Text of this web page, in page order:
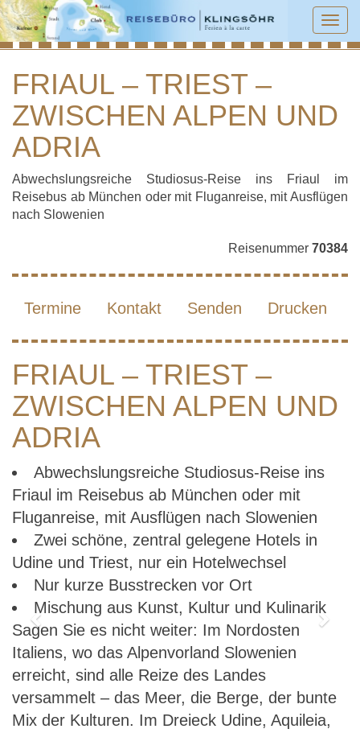
FRIAUL – TRIEST – ZWISCHEN ALPEN
UND ADRIA
FRIAUL – TRIEST –
ZWISCHEN ALPEN UND
ADRIA
Abwechslungsreiche Studiosus-Reise ins Friaul im
Reisebus ab München oder mit Fluganreise, mit Ausflügen
nach Slowenien
Reisenummer 70384
Termine Kontakt Senden Drucken
FRIAUL – TRIEST –
ZWISCHEN ALPEN UND
ADRIA
Abwechslungsreiche Studiosus-Reise ins
Friaul im Reisebus ab München oder mit
Fluganreise, mit Ausflügen nach Slowenien
Zwei schöne, zentral gelegene Hotels in
Udine und Triest, nur ein Hotelwechsel
Nur kurze Busstrecken vor Ort
Mischung aus Kunst, Kultur und Kulinarik
Previous
Next
Sagen Sie es nicht weiter: Im Nordosten
Italiens, wo das Alpenvorland Slowenien
erreicht, sind alle Reize des Landes
versammelt – das Meer, die Berge, der bunte
Mix der Kulturen. Im Dreieck Udine, Aquileia,